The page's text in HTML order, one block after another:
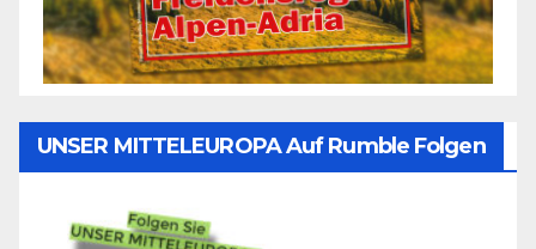
UNSER MITTELEUROPA Auf Rumble Folgen